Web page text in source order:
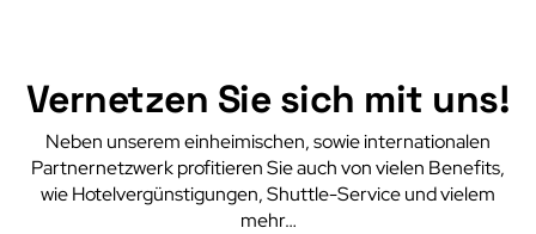
Vernetzen Sie sich mit uns!
Neben unserem einheimischen, sowie internationalen
Partnernetzwerk profitieren Sie auch von vielen Benefits,
wie Hotelvergünstigungen, Shuttle-Service und vielem
mehr…